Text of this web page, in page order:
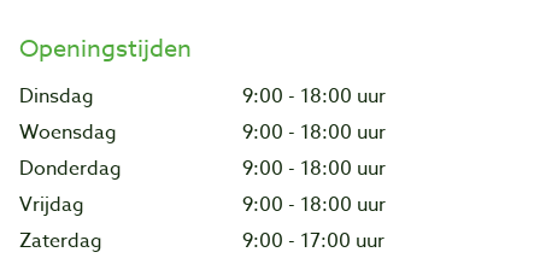
Openingstijden
Dinsdag
9:00 - 18:00 uur
Woensdag
9:00 - 18:00 uur
Donderdag
9:00 - 18:00 uur
Vrijdag
9:00 - 18:00 uur
Zaterdag
9:00 - 17:00 uur